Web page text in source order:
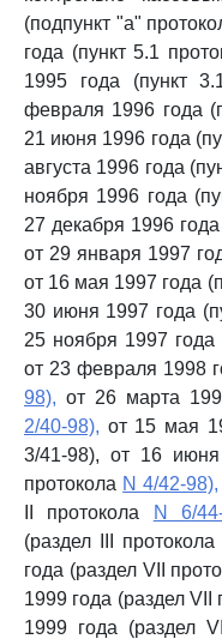
(подпункт "а"
года (пункт 5.1
1995 года (пункт
февраля 1996 года
21 июня 1996 года
августа 1996 года
ноября 1996 года
27 декабря 1996
от 29 января 1997
от 16 мая 1997 года
30 июня 1997 года
25 ноября 1997 года
от 23 февраля 1998
98), от 26 марта
2/40-98), от 15 мая
3/41-98), от 16 июня
протокола N 4/42-98),
II протокола
N 6/
(раздел III протокола
года (раздел VII
1999 года (раздел VII
1999 года (раздел